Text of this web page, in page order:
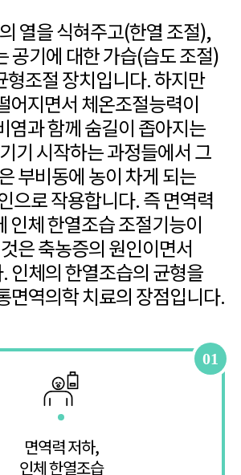
열을 식혀주고(한열 조절),
공기에 대한 가습(습도 조절)
형조절 장치입니다.하지만
어지면서 체온조절능력이
염과 함께 숨길이 좁아지는
기 시작하는과정들에서 그
부비동에 농이 차게 되는
으로 작용합니다.즉 면역력
인체 한열조습 조절기능이
은 축농증의 원인이면서
인체의 한열조습의 균형을
면역의학 치료의 장점입니다.
01
면역력 저하,
인체 한열조습